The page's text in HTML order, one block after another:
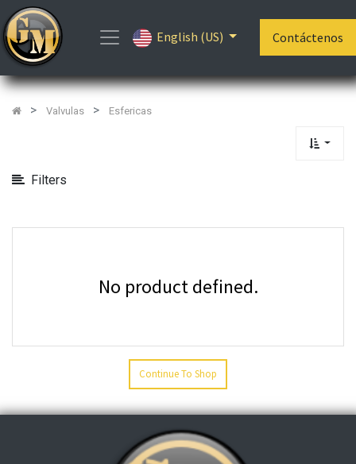
English (US) Contáctenos
Valvulas Esfericas
Filters
Show
Categories
No product defined.
Continue To Shop